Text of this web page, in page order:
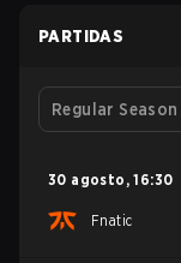
PARTIDAS
Regular Season
30 agosto , 16:30
Fnatic